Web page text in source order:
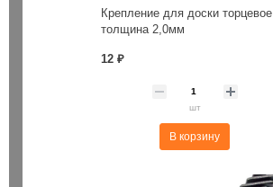
Крепление для доски торцевое
толщина 2,0мм
12 ₽
шт
В корзину